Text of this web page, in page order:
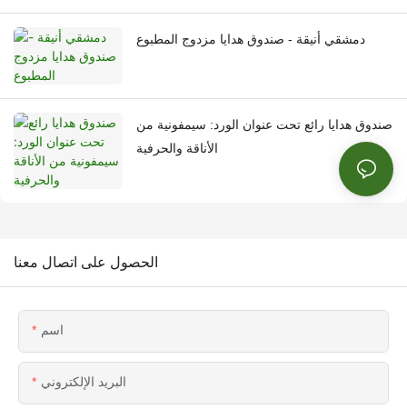
دمشقي أنيقة - صندوق هدايا مزدوج المطبوع
صندوق هدايا رائع تحت عنوان الورد: سيمفونية من
الأناقة والحرفية
الحصول على اتصال معنا
اسم
البريد الإلكتروني